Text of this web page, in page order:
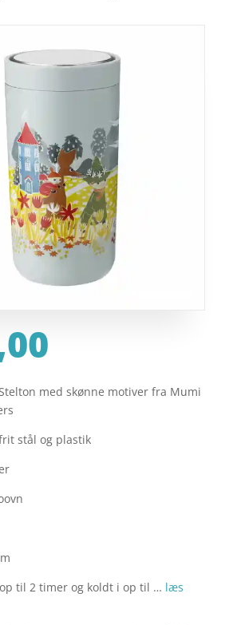
med skønne motiver fra Mumi
stål og plastik
til 2 timer og koldt i op til … læs